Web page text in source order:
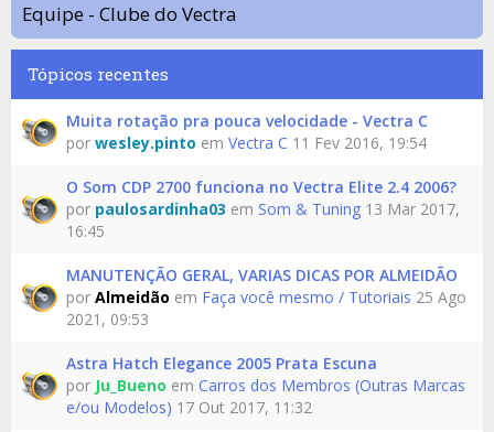
Equipe - Clube do Vectra
Tópicos recentes
Muita rotação pra pouca velocidade - Vectra C
por wesley.pinto em Vectra C 11 Fev 2016, 19:54
O Som CDP 2700 funciona no Vectra Elite 2.4 2006?
por paulosardinha03 em Som & Tuning 13 Mar 2017,
16:45
MANUTENÇÃO GERAL, VARIAS DICAS POR ALMEIDÃO
por Almeidão em Faça você mesmo / Tutoriais 25 Ago
2021, 09:53
Astra Hatch Elegance 2005 Prata Escuna
por Ju_Bueno em Carros dos Membros (Outras Marcas
e/ou Modelos) 17 Out 2017, 11:32